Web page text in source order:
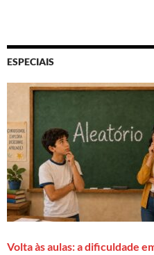
ESPECIAIS
Volta às aulas: a dificuldade